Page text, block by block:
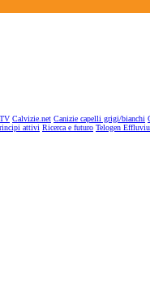
Calvizie.net Canizie capelli grigi/bianchi
attivi Ricerca e futuro Telogen